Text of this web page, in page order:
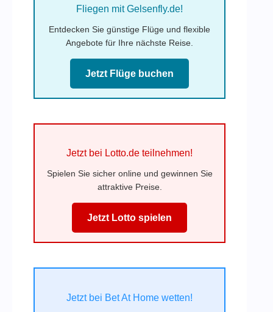
Fliegen mit Gelsenfly.de!
Entdecken Sie günstige Flüge und flexible
Angebote für Ihre nächste Reise.
Jetzt Flüge buchen
Jetzt bei Lotto.de teilnehmen!
Spielen Sie sicher online und gewinnen Sie
attraktive Preise.
Jetzt Lotto spielen
Jetzt bei Bet At Home wetten!